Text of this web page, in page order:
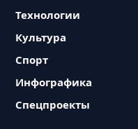
Технологии
Культура
Спорт
Инфографика
Спецпроекты